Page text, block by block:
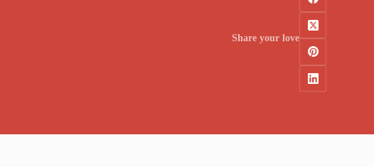
Share your love